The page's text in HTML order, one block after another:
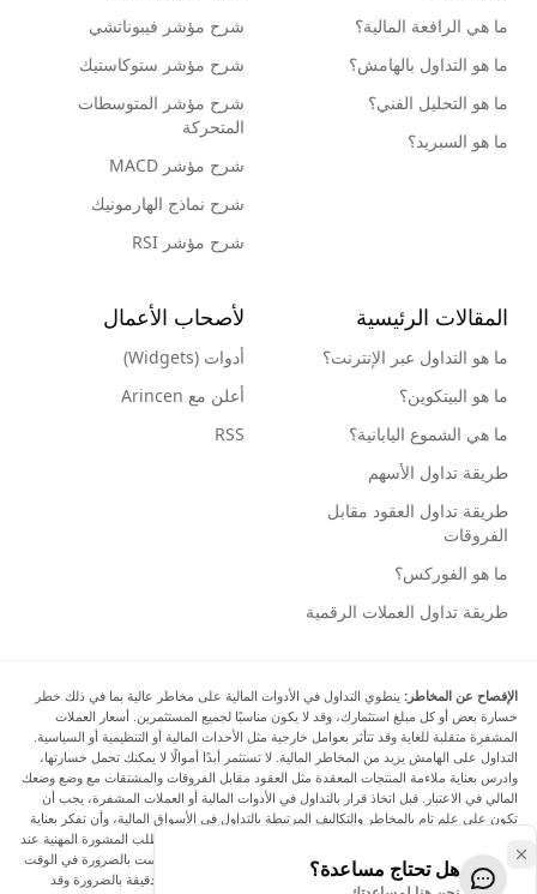
ما هي الرافعة المالية؟
ما هو التداول بالهامش؟
ما هو التحليل الفني؟
ما هو السبريد؟
شرح مؤشر فيبوناتشي
شرح مؤشر ستوكاستيك
شرح مؤشر المتوسطات
المتحركة
شرح مؤشر MACD
شرح نماذج الهارمونيك
شرح مؤشر RSI
المقالات الرئيسية
ما هو التداول عبر الإنترنت؟
ما هو البيتكوين؟
ما هي الشموع اليابانية؟
طريقة تداول الأسهم
طريقة تداول العقود مقابل
الفروقات
ما هو الفوركس؟
طريقة تداول العملات الرقمية
لأصحاب الأعمال
أدوات (Widgets)
أعلن مع Arincen
RSS
الإفصاح عن المخاطر: ينطوي التداول في الأدوات المالية على مخاطر عالية بما في ذلك خطر
خسارة بعض أو كل مبلغ استثمارك، وقد لا يكون مناسبًا لجميع المستثمرين. أسعار العملات
المشفرة متقلبة للغاية وقد تتأثر بعوامل خارجية مثل الأحداث المالية أو التنظيمية أو السياسية.
التداول على الهامش يزيد من المخاطر المالية. لا تستثمر أبدًا أموالًا لا يمكنك تحمل خسارتها،
وادرس بعناية ملاءمة المنتجات المعقدة مثل العقود مقابل الفروقات والمشتقات مع وضع وضعك
المالي في الاعتبار. قبل اتخاذ قرار بالتداول في الأدوات المالية أو العملات المشفرة، يجب أن
تكون على علم تام بالمخاطر والتكاليف المرتبطة بالتداول في الأسواق المالية، وأن تفكر بعناية
في أهدافك الاستثمارية ومستوى خبرتك ورغبتك في المخاطرة، وأن تطلب المشورة المهنية عند
الحاجة. تود Arincen أن تذكرك بأن البيانات الواردة في هذا الموقع ليست بالضرورة في الوقت
الفعلي وليست دقيقة. البيانات والأسعار الموجودة على الموقع ليست دقيقة بالضرورة وقد
هل تحتاج مساعدة؟